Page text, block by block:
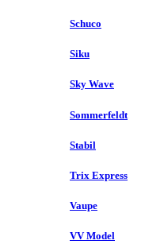
Schuco
Siku
Sky Wave
Sommerfeldt
Stabil
Trix Express
Vaupe
VV Model